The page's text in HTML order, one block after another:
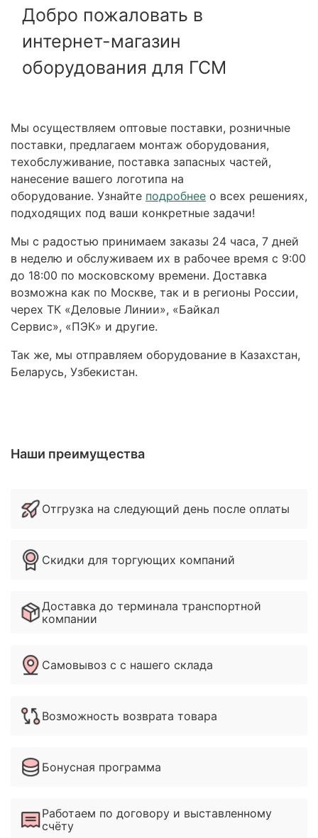
Добро пожаловать в
интернет-магазин
оборудования для ГСМ
Мы осуществляем оптовые поставки, розничные
поставки, предлагаем монтаж оборудования,
техобслуживание, поставка запасных частей,
нанесение вашего логотипа на
оборудование. Узнайте подробнее о всех решениях,
подходящих под ваши конкретные задачи!
Мы с радостью принимаем заказы 24 часа, 7 дней
в неделю и обслуживаем их в рабочее время с 9:00
до 18:00 по московскому времени. Доставка
возможна как по Москве, так и в регионы России,
черех ТК «Деловые Линии», «Байкал
Сервис», «ПЭК» и другие.
Так же, мы отправляем оборудование в Казахстан,
Беларусь, Узбекистан.
Наши преимущества
Отгрузка на следующий день после оплаты
Скидки для торгующих компаний
Доставка до терминала транспортной
компании
Самовывоз с с нашего склада
Возможность возврата товара
Бонусная программа
Работаем по договору и выставленному
счёту